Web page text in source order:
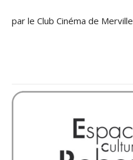
par le Club Cinéma de Merville